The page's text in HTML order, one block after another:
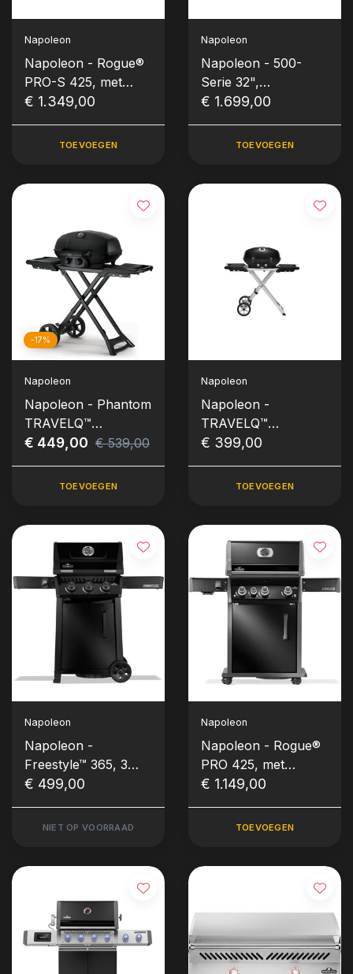
Napoleon
Napoleon - Rogue®
PRO-S 425, met
gietijzeren roosters,
€ 1.349,00
TOEVOEGEN
Napoleon
Napoleon - 500-
Serie 32",
inbouwgrill, RVS
€ 1.699,00
TOEVOEGEN
-17%
Napoleon
Napoleon - Phantom
TRAVELQ™
PRO285X, matzwart
€ 449,00 € 539,00
TOEVOEGEN
Napoleon
Napoleon -
TRAVELQ™
PRO285X, met
€ 399,00
TOEVOEGEN
Napoleon
Napoleon -
Freestyle™ 365, 3
hoofdbranders met
€ 499,00
NIET OP VOORRAAD
Napoleon
Napoleon - Rogue®
PRO 425, met
SIZZLE ZONE™
€ 1.149,00
TOEVOEGEN